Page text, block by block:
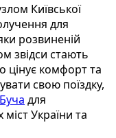
Київської
для
розвиненій
звідси стають
цінує комфорт та
свою поїздку,
для
України та